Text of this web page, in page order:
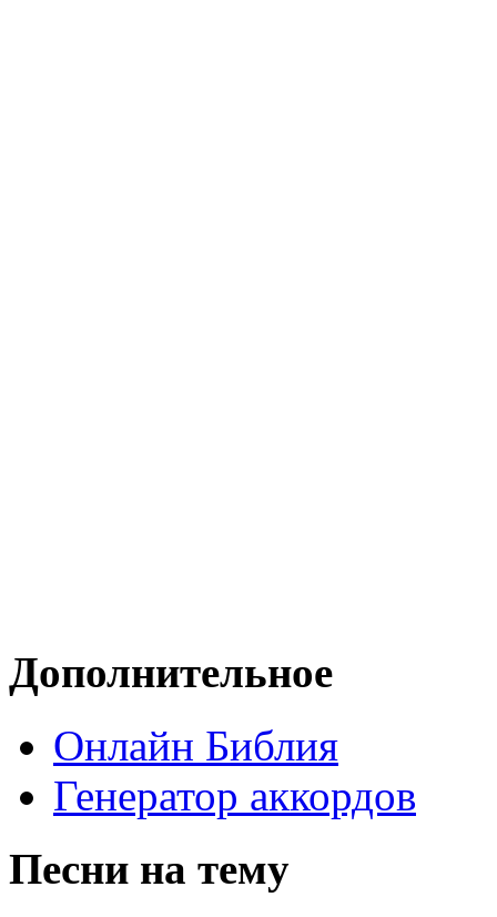
Дополнительное
Онлайн Библия
Генератор аккордов
Песни на тему